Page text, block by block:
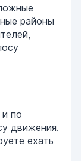
районы
по
движения.
ехать